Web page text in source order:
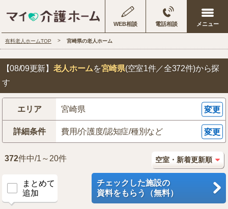
WEB相談 電話相談
有料老人ホームTOP 宮崎県の老人ホーム
【08/09更新】 老人ホームを宮崎県(空室1件／全372件)から探
す
エリア 宮崎県 変更
詳細条件 費用/介護度/認知症/種別など 変更
372件中/1～20件
まとめて
追加
チェックした施設の
資料をもらう（無料）